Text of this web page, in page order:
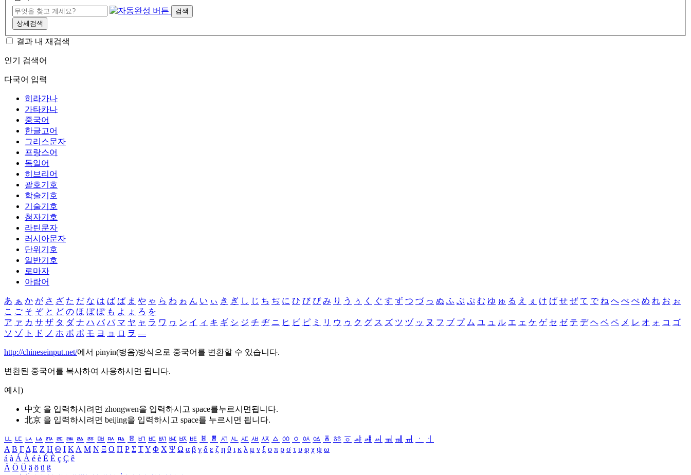
검색
상세검색
결과 내 재검색
인기 검색어
다국어 입력
히라가나
가타카나
중국어
한글고어
그리스문자
프랑스어
독일어
히브리어
괄호기호
학술기호
기술기호
첨자기호
라틴문자
러시아문자
단위기호
일반기호
로마자
아랍어
あ ぁ か が さ ざ た だ な は ば ぱ ま や ゃ ら わ ゎ ん い ぃ き ぎ し じ ち ぢ に ひ び ぴ み り う ぅ く ぐ す ず つ づ っ ぬ ふ ぶ ぷ む ゆ ゅ る え ぇ け げ せ ぜ て で ね へ べ ぺ め れ お ぉ
こ ご そ ぞ と ど の ほ ぼ ぽ も よ ょ ろ を
ア ァ カ サ ザ タ ダ ナ ハ バ パ マ ヤ ャ ラ ワ ヮ ン イ ィ キ ギ シ ジ チ ヂ ニ ヒ ビ ピ ミ リ ウ ゥ ク グ ス ズ ツ ヅ ッ ヌ フ ブ プ ム ユ ュ ル エ ェ ケ ゲ セ ゼ テ デ ヘ ベ ペ メ レ オ ォ コ ゴ
ソ ゾ ト ド ノ ホ ボ ポ モ ヨ ョ ロ ヲ ―
http://chineseinput.net/에서 pinyin(병음)방식으로 중국어를 변환할 수 있습니다.
변환된 중국어를 복사하여 사용하시면 됩니다.
예시)
中文 을 입력하시려면 zhongwen을 입력하시고 space를누르시면됩니다.
北京 을 입력하시려면 beijing을 입력하시고 space를 누르시면 됩니다.
ㅥ ㅦ ㅧ ㅨ ㅩ ㅪ ㅫ ㅬ ㅭ ㅮ ㅯ ㅰ ㅱ ㅲ ㅳ ㅴ ㅵ ㅶ ㅷ ㅸ ㅹ ㅺ ㅻ ㅼ ㅽ ㅾ ㅿ ㆀ ㆁ ㆂ ㆃ ㆄ ㆅ ㆆ ㆇ ㆈ ㆉ ㆊ ㆋ ㆌ ㆍ
ㆎ
Α Β ΓΔ Ε Ζ Η Θ Ι ΚΛ Μ Ν Ξ Ο Π Ρ Σ ΤΥ Φ Χ Ψ Ω α β γ δ ε ζ η θ ι κ λ μ ν ξ ο π ρ σ τ υ φ χ ψ ω
á à Á À é è É È ç Ç ê
Ä Ö Ü ä ö ü ß